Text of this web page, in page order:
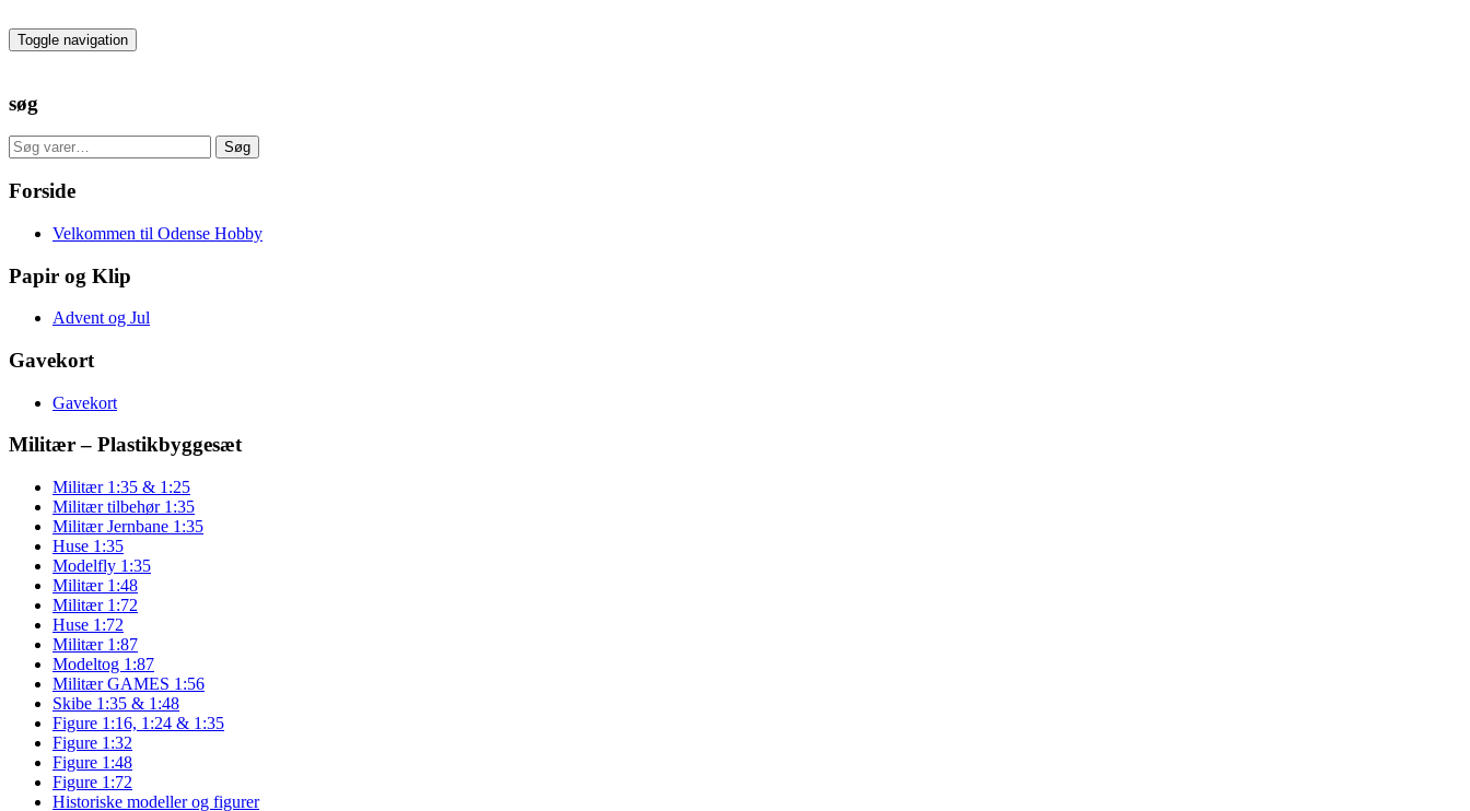
to
the
Toggle navigation
søg
Søg
efter:
Søg
Forside
Velkommen til Odense Hobby
Papir og Klip
Advent og Jul
Gavekort
Gavekort
Militær – Plastikbyggesæt
Militær 1:35 & 1:25
Militær tilbehør 1:35
Militær Jernbane 1:35
Huse 1:35
Modelfly 1:35
Militær 1:48
Militær 1:72
Huse 1:72
Militær 1:87
Modeltog 1:87
Militær GAMES 1:56
Skibe 1:35 & 1:48
Figure 1:16, 1:24 & 1:35
Figure 1:32
Figure 1:48
Figure 1:72
Historiske modeller og figurer